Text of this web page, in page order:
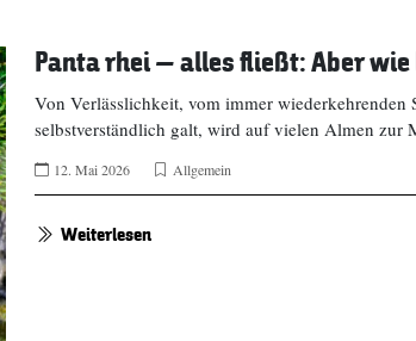
Panta rhei – alles fließt: Aber wie
Von Verlässlichkeit, vom immer
selbstverständlich galt, wird auf vielen Almen zur
12. Mai 2026 Allgemein
Weiterlesen